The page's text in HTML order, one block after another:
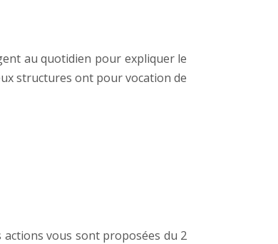
au quotidien pour expliquer le
structures ont pour vocation de
actions vous sont proposées du 2